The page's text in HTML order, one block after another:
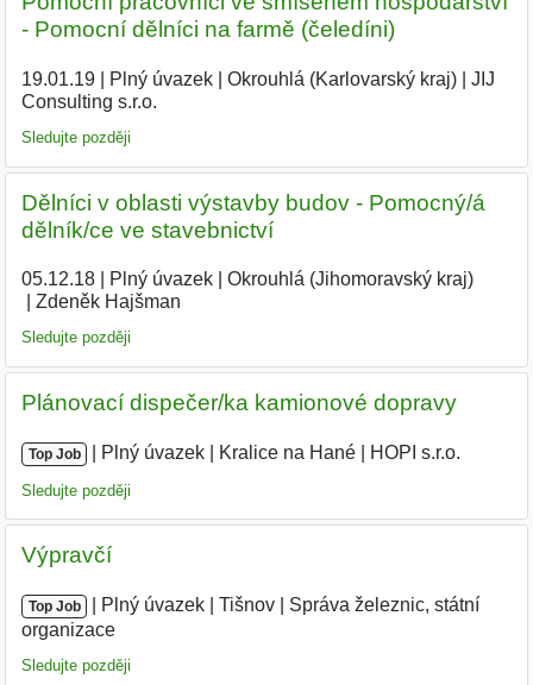
- Pomocní dělníci na farmě (čeledíni)
19.01.19| Plný úvazek| Okrouhlá (Karlovarský kraj)|
JIJ
Consulting s.r.o.
Sledujte později
Dělníci v oblasti výstavby budov - Pomocný/á
dělník/ce ve stavebnictví
05.12.18| Plný úvazek| Okrouhlá (Jihomoravský kraj)|
Zdeněk Hajšman
Sledujte později
Plánovací dispečer/ka kamionové dopravy
Top Job Plný úvazek Kralice na Hané HOPI s.r.o.
Sledujte později
Výpravčí
Top Job Plný úvazek Tišnov
Správa železnic, státní
organizace
Sledujte později